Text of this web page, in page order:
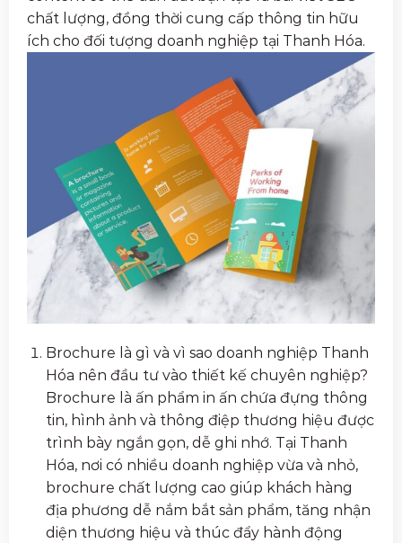
chất lượng, đồng thời cung cấp thông tin hữu
ích cho đối tượng doanh nghiệp tại Thanh Hóa.
Brochure là gì và vì sao doanh nghiệp Thanh
Hóa nên đầu tư vào thiết kế chuyên nghiệp?
Brochure là ấn phẩm in ấn chứa đựng thông
tin, hình ảnh và thông điệp thương hiệu được
trình bày ngắn gọn, dễ ghi nhớ. Tại Thanh
Hóa, nơi có nhiều doanh nghiệp vừa và nhỏ,
brochure chất lượng cao giúp khách hàng
địa phương dễ nắm bắt sản phẩm, tăng nhận
diện thương hiệu và thúc đẩy hành động